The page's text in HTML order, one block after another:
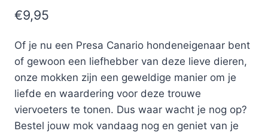
€9,95
Of je nu een Presa Canario hondeneigenaar bent
of gewoon een liefhebber van deze lieve dieren,
onze mokken zijn een geweldige manier om je
liefde en waardering voor deze trouwe
viervoeters te tonen. Dus waar wacht je nog op?
Bestel jouw mok vandaag nog en geniet van je